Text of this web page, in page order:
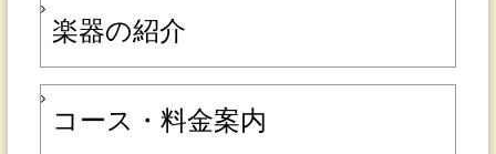
楽器の紹介
コース・料金案内